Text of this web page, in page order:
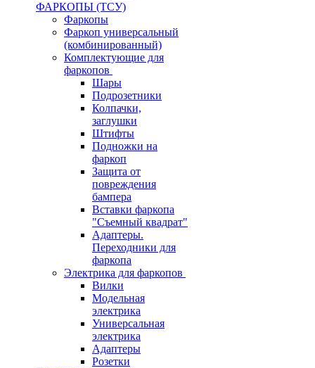
ФАРКОПЫ (ТСУ)
Фаркопы
Фаркоп универсальный
(комбинированный)
Комплектующие для
фаркопов
Шары
Подрозетники
Колпачки,
заглушки
Штифты
Подножки на
фаркоп
Защита от
повреждения
бампера
Вставки фаркопа
"Съемный квадрат"
Адаптеры.
Переходники для
фаркопа
Электрика для фаркопов
Вилки
Модельная
электрика
Универсальная
электрика
Адаптеры
Розетки